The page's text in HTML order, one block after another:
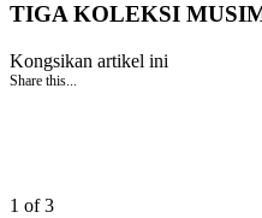
TIGA KOLEKSI
Kongsikan artikel ini
Share this...
1 of 3